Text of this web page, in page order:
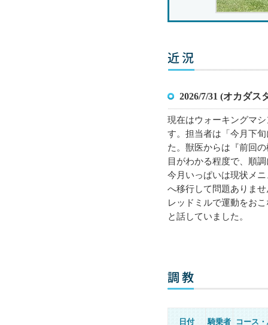
2026/7/31 (オカダス
現在はウォーキングマ
す。担当者は「今月下
た。獣医からは『前回
目がわかる程度で、順
今月いっぱいは現状メ
へ移行して問題ありま
レッドミルで運動をお
と話していました。
日付 騎乗者 コース